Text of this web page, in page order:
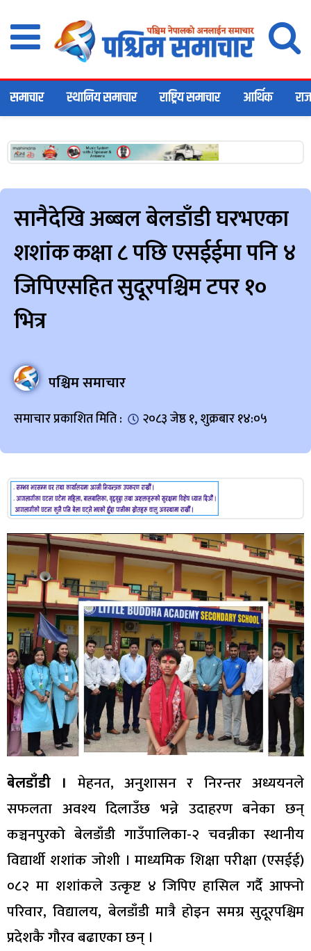
समाचार स्थानिय समाचार राष्ट्रिय समाचार आर्थिक
सानैदेखि अब्बल बेलडाँडी घरभएका
शशांक कक्षा ८ पछि एसईईमा पनि ४
जिपिएसहित सुदूरपश्चिम टपर १०
भित्र
पश्चिम समाचार
समाचार प्रकाशित मिति : २०८३ जेष्ठ १, शुक्रबार १४:०५
बेलडाँडी । मेहनत, अनुशासन र निरन्तर अध्ययनले
सफलता अवश्य दिलाउँछ भन्ने उदाहरण बनेका छन्
कञ्चनपुरको बेलडाँडी गाउँपालिका-२ चवन्नीका स्थानीय
विद्यार्थी शशांक जोशी । माध्यमिक शिक्षा परीक्षा (एसईई)
०८२ मा शशांकले उत्कृष्ट ४ जिपिए हासिल गर्दै आफ्नो
परिवार, विद्यालय, बेलडाँडी मात्रै होइन समग्र सुदूरपश्चिम
प्रदेशकै गौरव बढाएका छन् ।